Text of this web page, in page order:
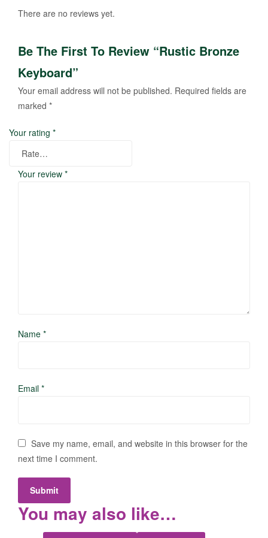
There are no reviews yet.
Be The First To Review “Rustic Bronze
Keyboard”
Your email address will not be published. Required fields are
marked *
Your rating *
Your review *
Name *
Email *
Save my name, email, and website in this browser for the
next time I comment.
You may also like…